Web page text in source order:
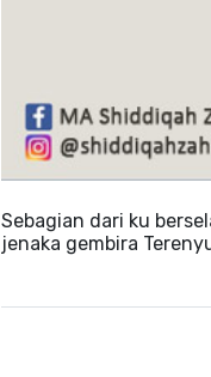
Sebagian dari ku
jenaka gembira